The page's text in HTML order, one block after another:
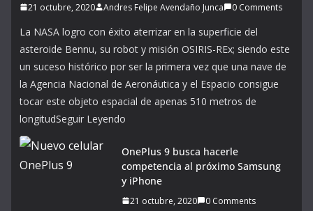
21 octubre, 2020 Andres Felipe Avendaño Junca 0 Comments
La NASA logro con éxito aterrizar en la superficie del
asteroide Bennu, su robot y misión OSIRIS-REx; siendo este
un suceso histórico por ser la primera vez que una nave de
la Agencia Nacional de Aeronáutica y el Espacio consigue
tocar este objeto espacial de apenas 510 metros de
longitudSeguir Leyendo
OnePlus 9 busca hacerle
competencia al próximo Samsung
y iPhone
21 octubre, 2020 0 Comments